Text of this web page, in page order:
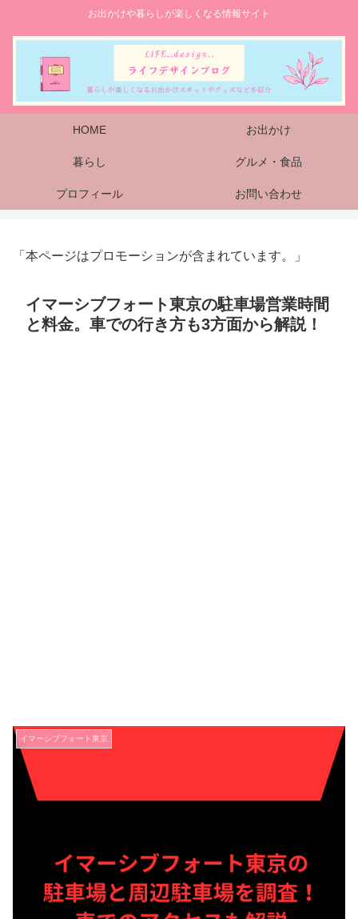
お出かけや暮らしが楽しくなる情報サイト
HOME お出かけ
暮らし グルメ・食品
プロフィール お問い合わせ
「本ページはプロモーションが含まれています。」
イマーシブフォート東京の駐車場営業時間
と料金。車での行き方も3方面から解説！
イマーシブフォート東京